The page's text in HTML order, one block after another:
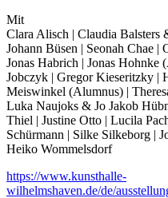
Mit
Clara Alisch | Claudia Balsters
Johann Büsen | Seonah Chae
Jonas Habrich | Jonas
Jobczyk | Gregor Kieseritzky |
Meiswinkel (Alumnus) |
Luka Naujoks & Jo Jakob
Thiel | Justine Otto | Lucila
Schürmann | Silke Silkeborg |
Heiko Wommelsdorf
https://www.kunsthalle-
wilhelmshaven.de/de/